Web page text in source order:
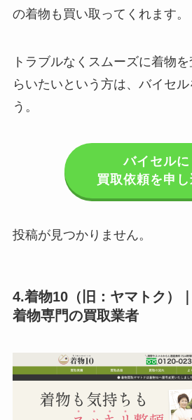
の着物も買い取ってくれます。
トラブルなくスムーズに着物
らいたいという方は、バイセル
う。
バイセルに
買取依頼を申
投稿が見つかりません。
4.着物10（旧：ヤマトク）
着物専門の買取業者